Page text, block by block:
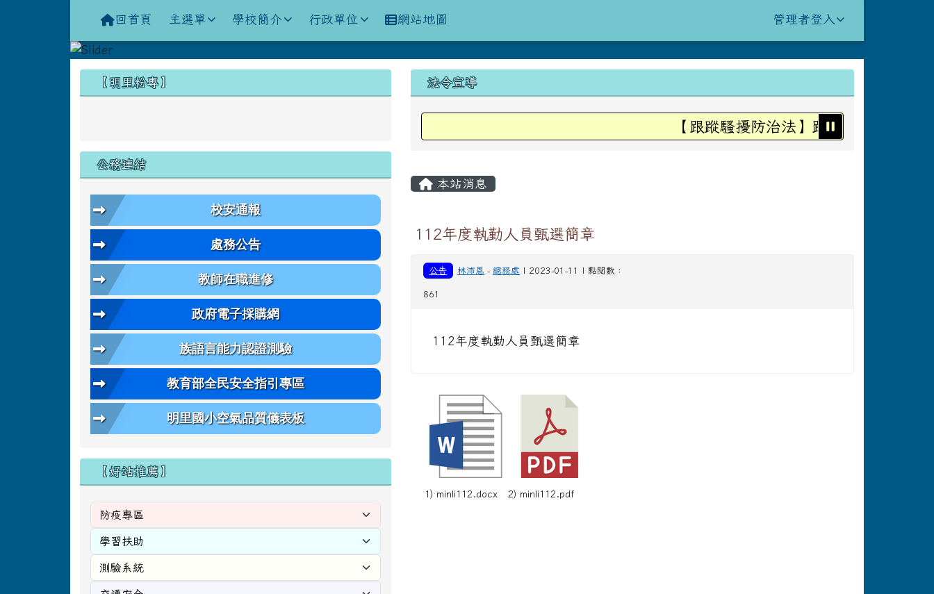
花蓮縣立明里國小全球資訊網
回首頁 主選單 學校簡介 行政單位 網站地圖 管理者登入
左邊區域內容
【明里粉專】
公務連結
校安通報
處務公告
教師在職進修
政府電子採購網
族語言能力認證測驗
教育部全民安全指引專區
明里國小空氣品質儀表板
【好站推薦】
上中區域內容
法令宣導
【跟蹤騷擾防治法】跟蹤騷擾不是愛
主內容區域
本站消息
112年度執勤人員甄選簡章
公告 林沛恩 - 總務處 | 2023-01-11 | 點閱數：
861
112年度執勤人員甄選簡章
1) minli112.docx 2) minli112.pdf
頁尾區域